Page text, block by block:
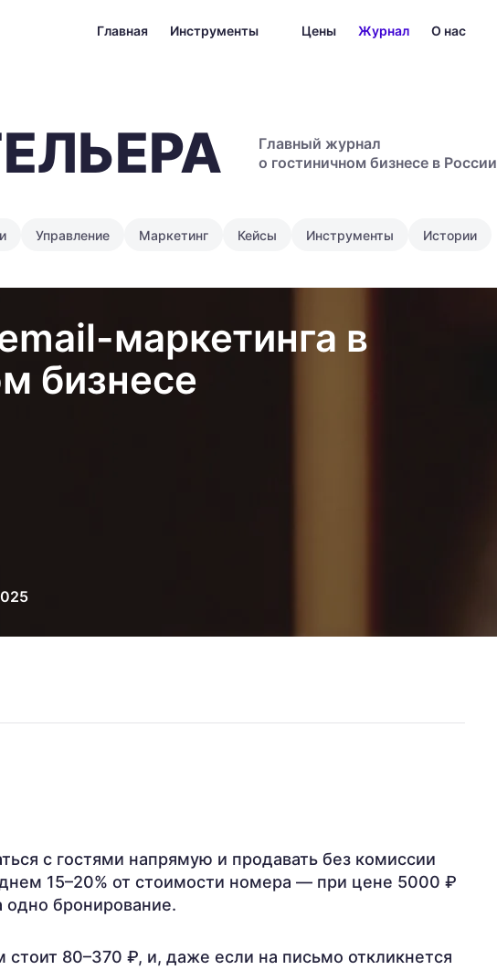
Главная Инструменты Цены Журнал О нас
Главный журнал
о гостиничном бизнесе в России
Управление Маркетинг Кейсы Инструменты Истории
маркетинга в
бизнесе
с гостями напрямую и продавать без комиссии
15–20% от стоимости номера — при цене 5000 ₽
одно бронирование.
80–370 ₽, и, даже если на письмо откликнется